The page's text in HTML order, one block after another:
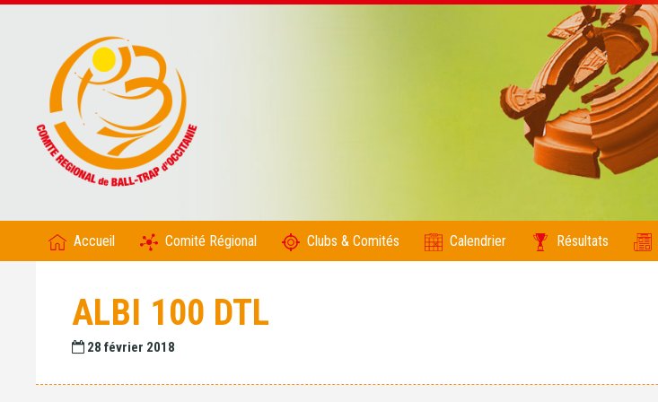
Accueil Comité Régional Clubs & Comités Calendrier Résultats
ALBI 100 DTL
28 février 2018